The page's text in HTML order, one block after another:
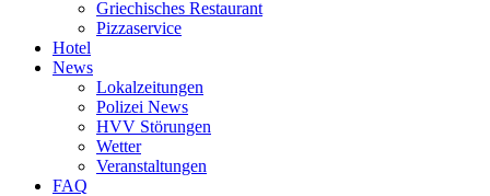
Griechisches Restaurant
Pizzaservice
Hotel
News
Lokalzeitungen
Polizei News
HVV Störungen
Wetter
Veranstaltungen
FAQ